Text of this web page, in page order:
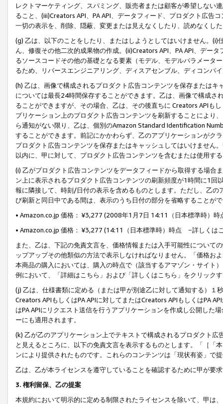
レクトマーケティング、スパミング、販売者または顧客が希望しない
ること、(iii)Creators API、PA API、データフィード、プロダクト広告
一切の表示を、削除、隠蔽、変更または見えなくしたり、読めなくし
(g) 乙は、以下のことをしたり、またはしようとしてはいけません。
ん、修復その他二次的成果物の作成。(ii)Creators API、PA API、デー
るソースコードその他の基礎となる要素（モデル、モデルパラメータ
るため、リバースエンジニアリング、ディスアセンブル、ディコンパ
(h) 乙は、画像で構成されるプロダクト広告コンテンツを保存または
については最長24時間保存することができます。乙は、画像で構成
ることができますが、その場合、乙は、その後直ちに Creators APIも
プリケーション上のプロダクト広告コンテンツを刷新することにより
ら通知がない限り、乙は、個別のAmazon Standard Identification
することができます。前記にかかわらず、乙のアプリケーションがク
プロダクト広告コンテンツを保存またはキャッシュしてはいけません
以内に、甲に対して、プロダクト広告コンテンツを含むまたは使用す
(i) 乙がプロダクト広告コンテンツをデータフィードから取得する場合
ン上に表示されるプロダクト広告コンテンツの刷新頻度が1時間に1
報に隣接して、時刻/日付の表示を含めるものとします。ただし、乙
び刷新と同日中である間は、表示のうち日付の部分を省略することが
• Amazon.co.jp 価格： ¥3,277 (2008年1月7日 14:11（日本標準時）
• Amazon.co.jp 価格： ¥3,277 (14:11（日本標準時）時点 −詳しくは
また、乙は、下記の免責文言を、価格情報または入手可能性について
ップアップその他類似の方法で表示しなければなりません。「価格
本商品の購入においては、購入の時点で（該当するアマゾン・サイト
例において、「詳細はこちら」および「詳しくはこちら」をクリック
(j) 乙は、仕様書類に定める（または甲が別途乙に対して通知する）
Creators APIもしくはPA APIに対してまたはCreators APIもしくはPA
はPA APIにリクエスト送信を行うアプリケーションを作成し公開した
ーにも適用されます。
(k) 乙が乙のアプリケーション上でテキストで構成されるプロダクト
と見えるところに、以下の免責文言を表示するものとします。「［「
ンにより提供されたものです。これらのコンテンツは「現状有姿」で
乙は、乙が本ライセンスを遵守していることを確認するために甲が要
3. 権利留保、乙の提案
本規約において明示的に定める制限されたライセンスを除いて、甲は